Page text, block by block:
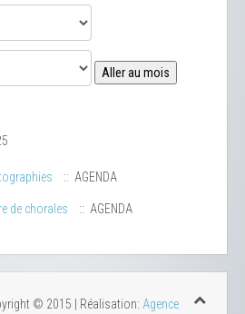
Aller au mois
:: AGENDA
de chorales :: AGENDA
© 2015 | Réalisation: Agence